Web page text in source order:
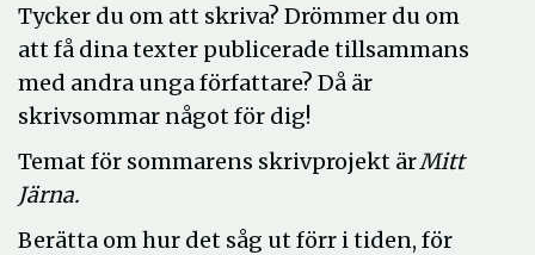
Tycker du om att skriva? Drömmer du om
att få dina texter publicerade tillsammans
med andra unga författare? Då är
skrivsommar något för dig!
Temat för sommarens skrivprojekt ärMitt
Järna.
Berätta om hur det såg ut förr i tiden, för